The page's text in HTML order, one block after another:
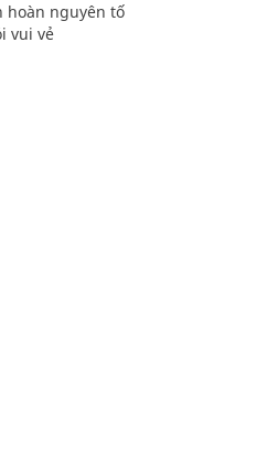
hoàn nguyên tố
vui vẻ